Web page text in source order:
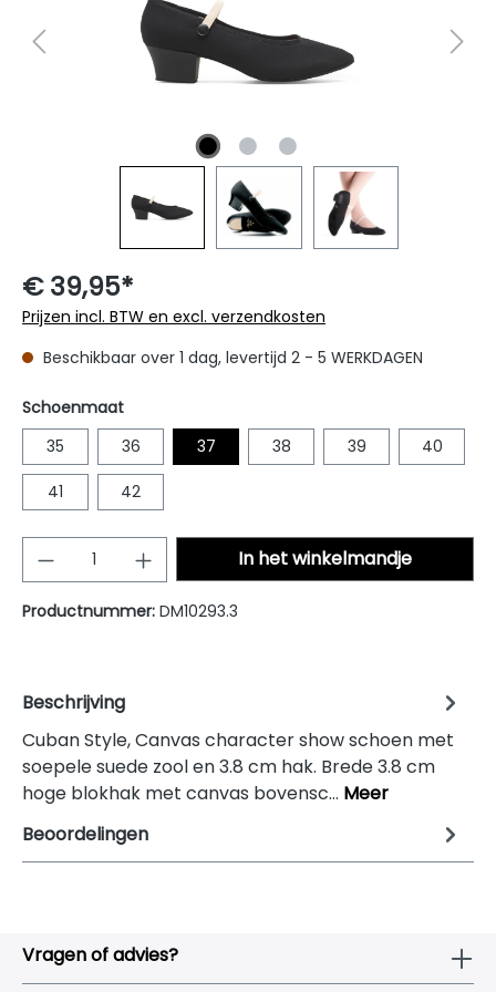
€ 39,95*
Prijzen incl. BTW en excl. verzendkosten
Beschikbaar over 1 dag, levertijd 2 - 5 WERKDAGEN
Selecteer
Schoenmaat
35
36 37 38 39 40
41 42
Producthoeveelheid: Voer de
In het winkelmandje
Productnummer: DM10293.3
Beschrijving
Cuban Style, Canvas character show schoen met
soepele suede zool en 3.8 cm hak. Brede 3.8 cm
hoge blokhak met canvas bovensc… Meer
Beoordelingen
Vragen of advies?